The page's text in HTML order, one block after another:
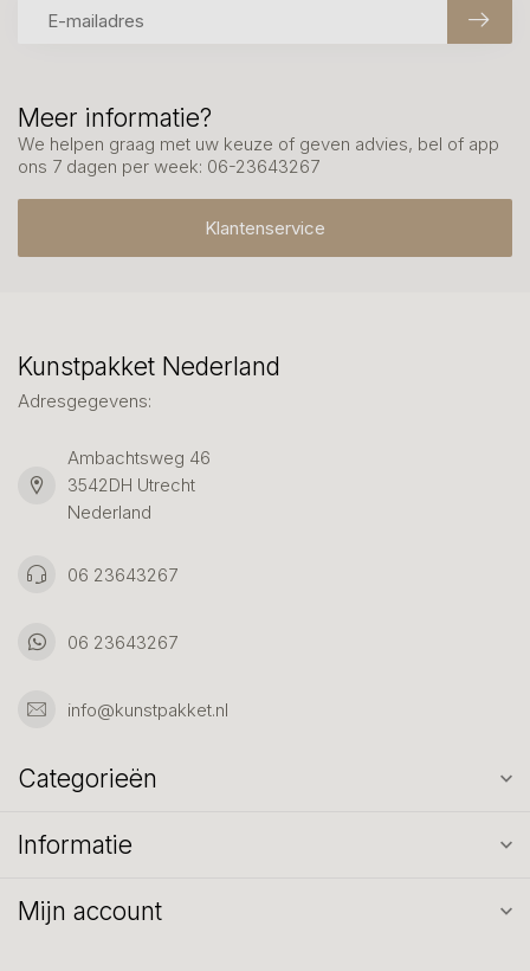
Meer informatie?
We helpen graag met uw keuze of geven advies, bel of app
ons 7 dagen per week: 06-23643267
Klantenservice
Kunstpakket Nederland
Adresgegevens:
Ambachtsweg 46
3542DH Utrecht
Nederland
06 23643267
06 23643267
info@kunstpakket.nl
Categorieën
Informatie
Mijn account